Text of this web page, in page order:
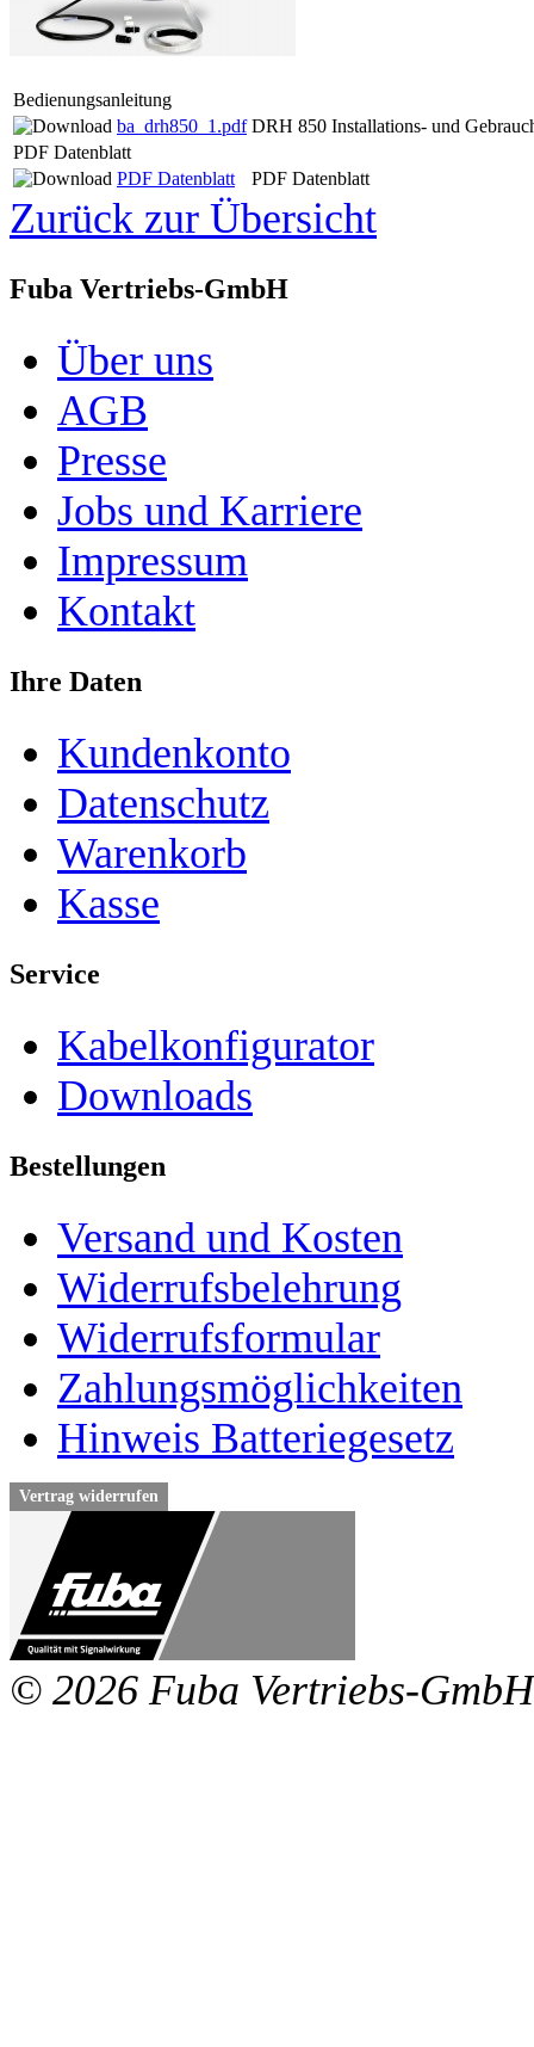
Bedienungsanleitung
ba_drh850_1.pdf DRH 850 Installations- und
PDF Datenblatt
PDF Datenblatt
PDF Datenblatt
Zurück zur Übersicht
Fuba Vertriebs-GmbH
Über uns
AGB
Presse
Jobs und Karriere
Impressum
Kontakt
Ihre Daten
Kundenkonto
Datenschutz
Warenkorb
Kasse
Service
Kabelkonfigurator
Downloads
Bestellungen
Versand und Kosten
Widerrufsbelehrung
Widerrufsformular
Zahlungsmöglichkeiten
Hinweis Batteriegesetz
Vertrag widerrufen
© 2026 Fuba Vertriebs-GmbH